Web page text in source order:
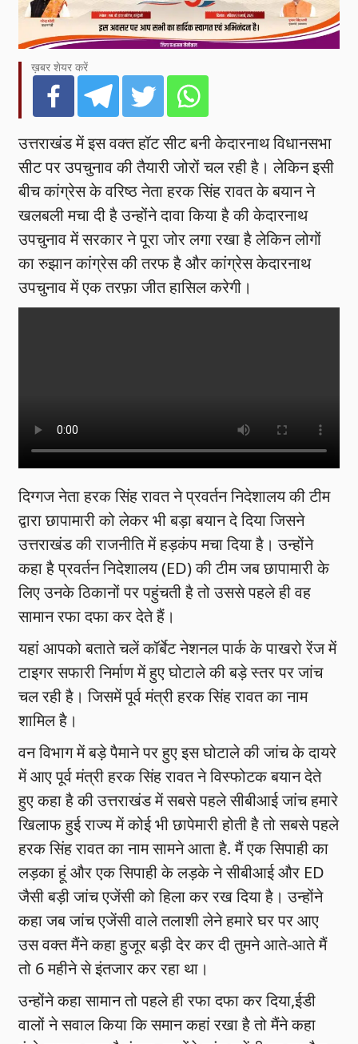
ख़बर शेयर करें
उत्तराखंड में इस वक्त हॉट सीट बनी केदारनाथ विधानसभा
सीट पर उपचुनाव की तैयारी जोरों चल रही है। लेकिन इसी
बीच कांग्रेस के वरिष्ठ नेता हरक सिंह रावत के बयान ने
खलबली मचा दी है उन्होंने दावा किया है की केदारनाथ
उपचुनाव में सरकार ने पूरा जोर लगा रखा है लेकिन लोगों
का रुझान कांग्रेस की तरफ है और कांग्रेस केदारनाथ
उपचुनाव में एक तरफ़ा जीत हासिल करेगी।
दिग्गज नेता हरक सिंह रावत ने प्रवर्तन निदेशालय की टीम
द्वारा छापामारी को लेकर भी बड़ा बयान दे दिया जिसने
उत्तराखंड की राजनीति में हड़कंप मचा दिया है। उन्होंने
कहा है प्रवर्तन निदेशालय (ED) की टीम जब छापामारी के
लिए उनके ठिकानों पर पहुंचती है तो उससे पहले ही वह
सामान रफा दफा कर देते हैं।
यहां आपको बताते चलें कॉर्बेट नेशनल पार्क के पाखरो रेंज में
टाइगर सफारी निर्माण में हुए घोटाले की बड़े स्तर पर जांच
चल रही है। जिसमें पूर्व मंत्री हरक सिंह रावत का नाम
शामिल है।
वन विभाग में बड़े पैमाने पर हुए इस घोटाले की जांच के दायरे
में आए पूर्व मंत्री हरक सिंह रावत ने विस्फोटक बयान देते
हुए कहा है की उत्तराखंड में सबसे पहले सीबीआई जांच हमारे
खिलाफ हुई राज्य में कोई भी छापेमारी होती है तो सबसे पहले
हरक सिंह रावत का नाम सामने आता है. मैं एक सिपाही का
लड़का हूं और एक सिपाही के लड़के ने सीबीआई और ED
जैसी बड़ी जांच एजेंसी को हिला कर रख दिया है। उन्होंने
कहा जब जांच एजेंसी वाले तलाशी लेने हमारे घर पर आए
उस वक्त मैंने कहा हुजूर बड़ी देर कर दी तुमने आते-आते मैं
तो 6 महीने से इंतजार कर रहा था।
उन्होंने कहा सामान तो पहले ही रफा दफा कर दिया,ईडी
वालों ने सवाल किया कि समान कहां रखा है तो मैंने कहा